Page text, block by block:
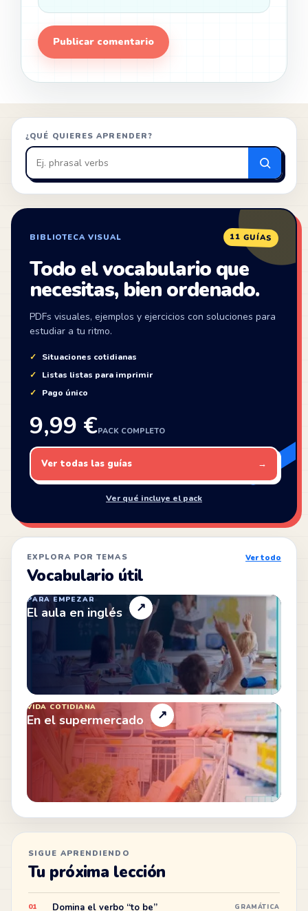
¿QUÉ QUIERES APRENDER?
Buscar
en
ZonaIngles
BIBLIOTECA VISUAL 11 GUÍAS
Todo el vocabulario que
necesitas, bien ordenado.
PDFs visuales, ejemplos y ejercicios con soluciones para
estudiar a tu ritmo.
Situaciones cotidianas
Listas listas para imprimir
Pago único
9,99 €PACK COMPLETO
Ver todas las guías →
Ver qué incluye el pack
EXPLORA POR TEMAS
Vocabulario útil
Ver todo
PARA EMPEZAR
El aula en inglés ↗
VIDA COTIDIANA
En el supermercado ↗
SIGUE APRENDIENDO
Tu próxima lección
01 Domina el verbo “to be” GRAMÁTICA